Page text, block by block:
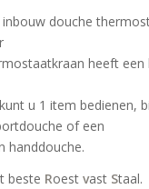
heeft een
u 1 item bedienen,
of een
handdouche.
beste Roest vast Staal.